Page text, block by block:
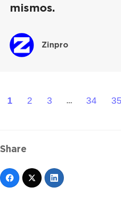
mismos.
Zinpro
1 2 3 ... 34 35
Share